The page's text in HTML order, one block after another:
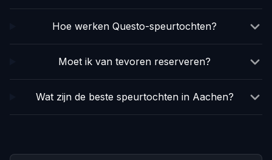
Hoe werken Questo-speurtochten?
Moet ik van tevoren reserveren?
Wat zijn de beste speurtochten in Aachen?